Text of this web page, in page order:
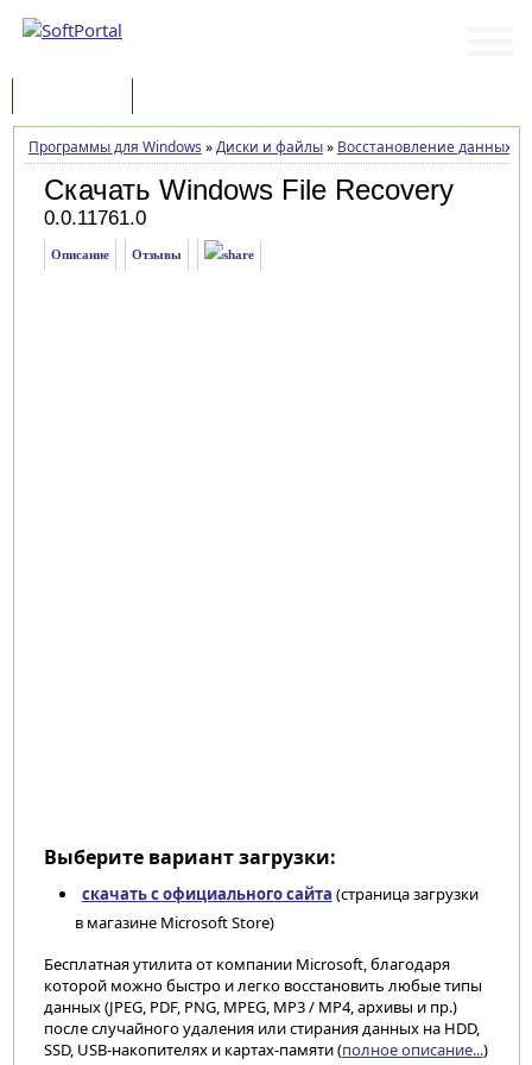
Программы для Windows »Диски и файлы» Восстановление данных
Скачать Windows File Recovery
0.0.11761.0
Описание Отзывы
Выберите вариант загрузки:
скачать с официального сайта (страница загрузки
в магазине Microsoft Store)
Бесплатная утилита от компании Microsoft, благодаря
которой можно быстро и легко восстановить любые типы
данных (JPEG, PDF, PNG, MPEG, MP3 / MP4, архивы и пр.)
после случайного удаления или стирания данных на HDD,
SSD, USB-накопителях и картах-памяти (полное описание...)